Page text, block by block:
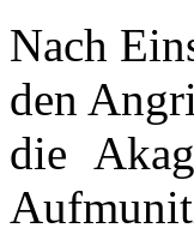
Nach
den
die